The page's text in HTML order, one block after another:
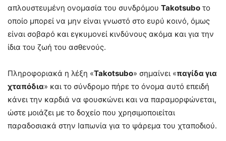
απλουστευμένη ονομασία του συνδρόμου Takotsubo το
οποίο μπορεί να μην είναι γνωστό στο ευρύ κοινό, όμως
είναι σοβαρό και εγκυμονεί κινδύνους ακόμα και για την
ίδια του ζωή του ασθενούς.
Πληροφοριακά η λέξη «Takotsubo» σημαίνει «παγίδα για
χταπόδια» και το σύνδρομο πήρε το όνομα αυτό επειδή
κάνει την καρδιά να φουσκώνει και να παραμορφώνεται,
ώστε μοιάζει με το δοχείο που χρησιμοποιείται
παραδοσιακά στην Ιαπωνία για το ψάρεμα του χταποδιού.